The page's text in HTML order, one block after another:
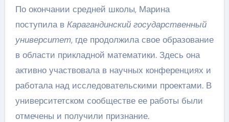
По окончании средней школы, Марина
поступила в Карагандинский государственный
университет, где продолжила свое образование
в области прикладной математики. Здесь она
активно участвовала в научных конференциях и
работала над исследовательскими проектами. В
университетском сообществе ее работы были
отмечены и получили признание.